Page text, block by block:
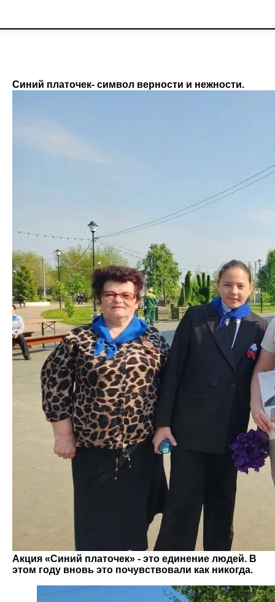
Синий платочек- символ верности и нежности.
Акция «Синий платочек» - это единение людей. В
этом году вновь это почувствовали как никогда.